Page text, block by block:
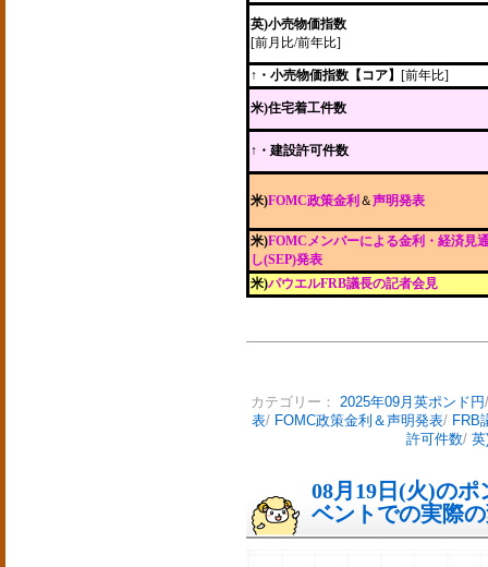
英)小売物価指数
[前月比/前年比]
↑・小売物価指数【コア】 [前年比]
米)住宅着工件数
↑・建設許可件数
米)FOMC政策金利 ＆声明発表
米)FOMCメンバーによる金利・経済見
し(SEP)発表
米)パウエルFRB議長の記者会見
カテゴリー： 2025年09月英ポンド円
表/ FOMC政策金利＆声明発表/ FRB
許可件数/
08月19日(火)の
ベントでの実際